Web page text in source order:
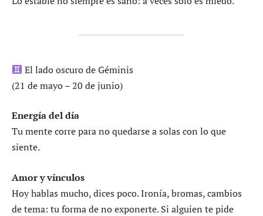
El lado oscuro de Géminis
(21 de mayo – 20 de junio)
Energía del día
Tu mente corre para no quedarse a solas con lo que
siente.
Amor y vínculos
Hoy hablas mucho, dices poco. Ironía, bromas, cambios
de tema: tu forma de no exponerte. Si alguien te pide